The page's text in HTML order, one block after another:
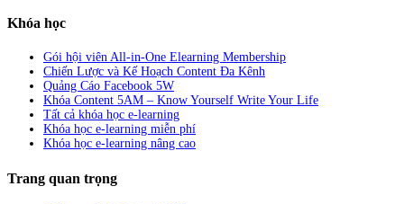
Khóa học
Gói hội viên All-in-One Elearning Membership
Chiến Lược và Kế Hoạch Content Đa Kênh
Quảng Cáo Facebook 5W
Khóa Content 5AM – Know Yourself Write Your Life
Tất cả khóa học e-learning
Khóa học e-learning miễn phí
Khóa học e-learning nâng cao
Trang quan trọng